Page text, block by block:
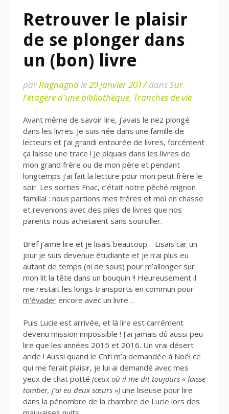
Retrouver le plaisir
de se plonger dans
un (bon) livre
parRagnagnale29 janvier 2017dansSur
l'étagère d'une bibliothèque, Tranches de vie
Avant même de savoir lire, j’avais le nez plongé
dans les livres. Je suis née dans une famille de
lecteurs et j’ai grandi entourée de livres, forcément
ça laisse une trace ! Je piquais dans les livres de
mon grand frère ou de mon père et pendant
longtemps j’ai fait la lecture pour mon petit frère le
soir. Les sorties Fnac, c’était notre pêché mignon
familial : nous partions mes frères et moi en chasse
et revenions avec des piles de livres que nos
parents nous achetaient sans sourciller.
Bref j’aime lire et je lisais beaucoup… Lisais car un
jour je suis devenue étudiante et je n’ai plus eu
autant de temps (ni de sous) pour m’allonger sur
mon lit la tête dans un bouquin !! Heureusement il
me restait les longs transports en commun pour
m’évader encore avec un livre…
Puis Lucie est arrivée, et là lire est carrément
devenu mission impossible ! J’ai jamais dû aussi peu
lire que les années 2015 et 2016. Un vrai désert
aride ! Aussi quand le Chti m’a demandée à Noël ce
qui me ferait plaisir, je lui ai demandé avec mes
yeux de chat potté (ceux où il me dit toujours « laisse
tomber, j’ai eu deux sœurs ») une liseuse pour lire
dans la pénombre de la chambre de Lucie lors des